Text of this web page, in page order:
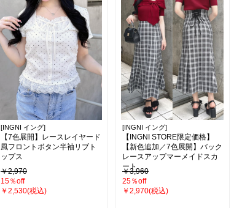
[INGNI イング]
【7色展開】レースレイヤード
風フロントボタン半袖リブト
ップス
￥2,970
15％off
￥2,530(税込)
[INGNI イング]
【INGNI STORE限定価格】
【新色追加／7色展開】バック
レースアップマーメイドスカ
ート
￥3,960
25％off
￥2,970(税込)